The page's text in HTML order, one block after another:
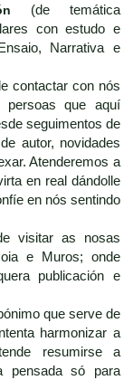
(de temática
con estudo e
Narrativa e
contactar con nós
persoas que aquí
seguimentos de
autor, novidades
Atenderemos a
en real dándolle
en nós sentindo
visitar as nosas
e Muros; onde
publicación e
que serve de
harmonizar a
resumirse a
pensada só para